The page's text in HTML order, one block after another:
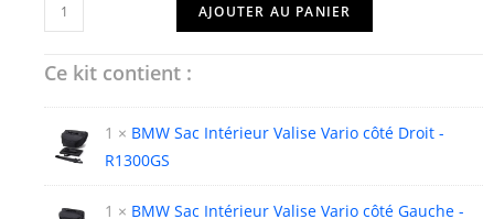
AJOUTER AU PANIER
Ce kit contient :
1 × BMW Sac Intérieur Valise Vario côté Droit -
R1300GS
1 × BMW Sac Intérieur Valise Vario côté Gauche -